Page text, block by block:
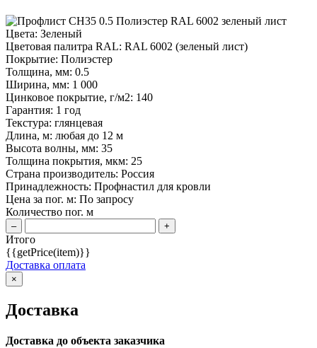
Цвета: Зеленый
Цветовая палитра RAL: RAL 6002 (зеленый лист)
Покрытие: Полиэстер
Толщина, мм: 0.5
Ширина, мм: 1 000
Цинковое покрытие, г/м2: 140
Гарантия: 1 год
Текстура: глянцевая
Длина, м: любая до 12 м
Высота волны, мм: 35
Толщина покрытия, мкм: 25
Страна производитель: Россия
Принадлежность: Профнастил для кровли
Цена за пог. м: По запросу
Количество пог. м
– +
Итого
{{getPrice(item)}}
Доставка оплата
×
Доставка
Доставка до объекта заказчика